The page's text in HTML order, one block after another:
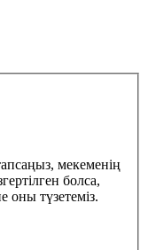
мекеменің
болса,
оны түзетеміз.